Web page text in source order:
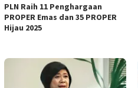
PLN Raih 11 Penghargaan
PROPER Emas dan 35 PROPER
Hijau 2025